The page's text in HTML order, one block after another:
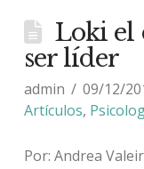
Loki el
ser líder
admin
09/12/
Artículos,
Por: Andrea